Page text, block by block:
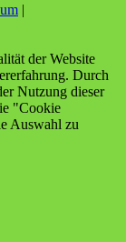
|
der Website
Durch
Nutzung dieser
"Cookie
Auswahl zu